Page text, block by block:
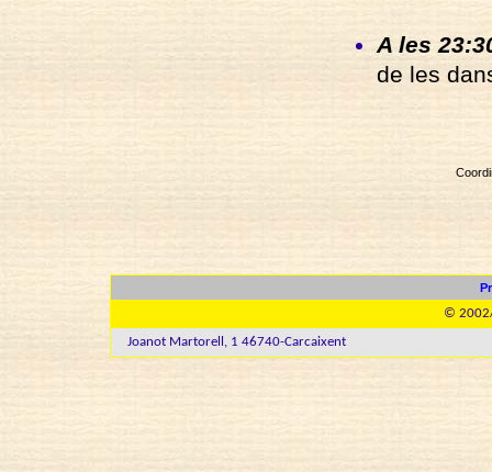
A les
de les
©
Joanot Martorell, 1 46740-Carcaixent